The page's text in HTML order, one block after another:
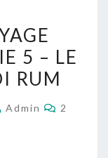
5 – LE
RUM
Admin
2